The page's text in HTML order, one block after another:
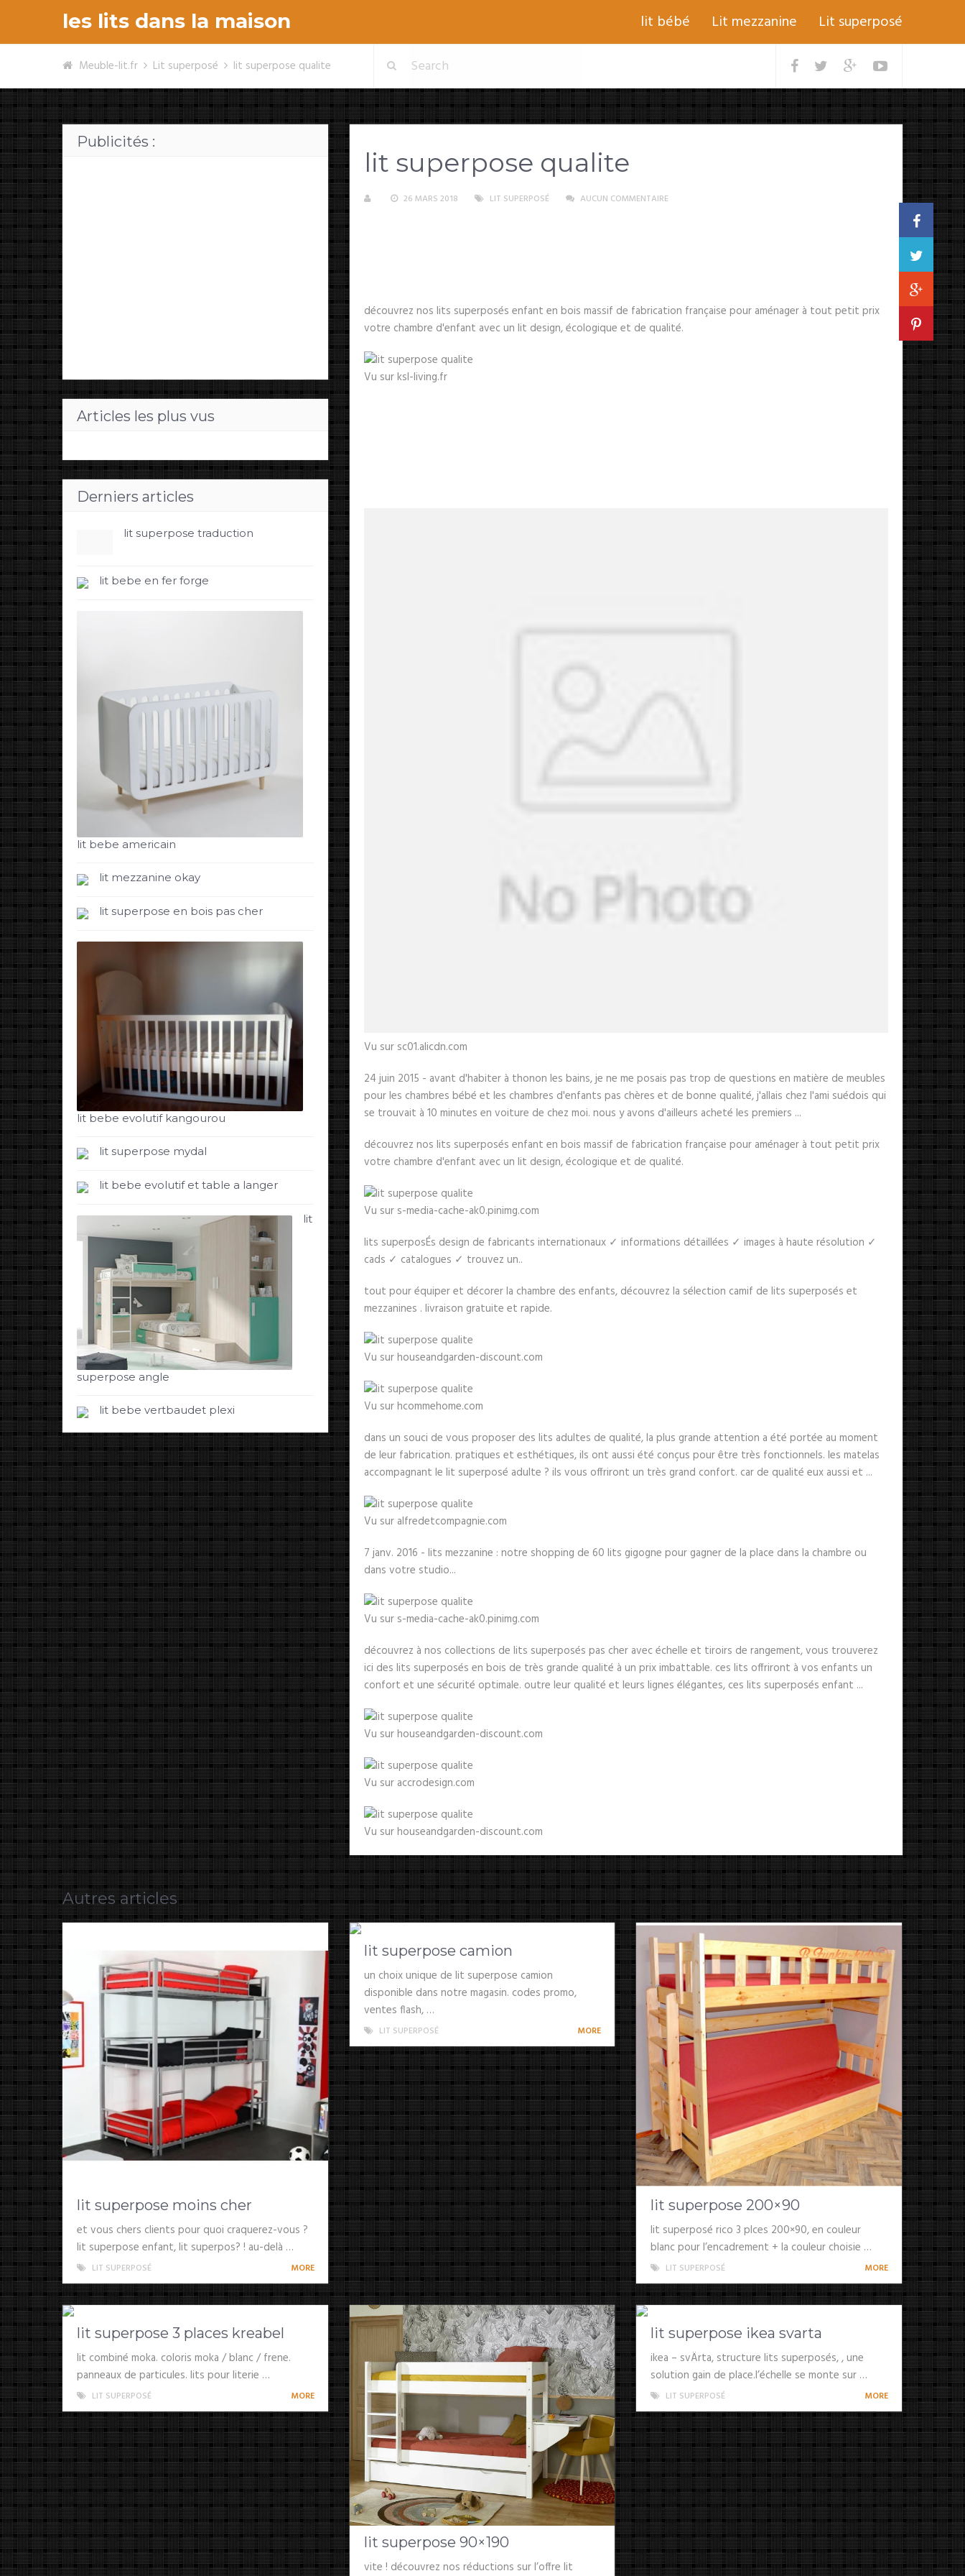
les lits dans la maison lit bébé Lit mezzanine Lit superposé
Meuble-lit.fr Lit superposé lit superpose qualite
lit superpose qualite
26 MARS 2018 LIT SUPERPOSÉ AUCUN COMMENTAIRE
découvrez nos lits superposés enfant en bois massif de fabrication française pour aménager à tout petit prix
votre chambre d'enfant avec un lit design, écologique et de qualité.
Vu sur ksl-living.fr
Vu sur sc01.alicdn.com
24 juin 2015 - avant d'habiter à thonon les bains, je ne me posais pas trop de questions en matière de meubles
pour les chambres bébé et les chambres d'enfants pas chères et de bonne qualité, j'allais chez l'ami suédois qui
se trouvait à 10 minutes en voiture de chez moi. nous y avons d'ailleurs acheté les premiers ...
découvrez nos lits superposés enfant en bois massif de fabrication française pour aménager à tout petit prix
votre chambre d'enfant avec un lit design, écologique et de qualité.
Vu sur s-media-cache-ak0.pinimg.com
lits superposÉs design de fabricants internationaux ✓ informations détaillées ✓ images à haute résolution ✓
cads ✓ catalogues ✓ trouvez un..
tout pour équiper et décorer la chambre des enfants, découvrez la sélection camif de lits superposés et
mezzanines . livraison gratuite et rapide.
Vu sur houseandgarden-discount.com
Vu sur hcommehome.com
dans un souci de vous proposer des lits adultes de qualité, la plus grande attention a été portée au moment
de leur fabrication. pratiques et esthétiques, ils ont aussi été conçus pour être très fonctionnels. les matelas
accompagnant le lit superposé adulte ? ils vous offriront un très grand confort. car de qualité eux aussi et ...
Vu sur alfredetcompagnie.com
7 janv. 2016 - lits mezzanine : notre shopping de 60 lits gigogne pour gagner de la place dans la chambre ou
dans votre studio...
Vu sur s-media-cache-ak0.pinimg.com
découvrez à nos collections de lits superposés pas cher avec échelle et tiroirs de rangement, vous trouverez
ici des lits superposés en bois de très grande qualité à un prix imbattable. ces lits offriront à vos enfants un
confort et une sécurité optimale. outre leur qualité et leurs lignes élégantes, ces lits superposés enfant ...
Vu sur houseandgarden-discount.com
Vu sur accrodesign.com
Vu sur houseandgarden-discount.com
Publicités :
Articles les plus vus
Derniers articles
lit superpose traduction
lit bebe en fer forge
lit bebe americain
lit mezzanine okay
lit superpose en bois pas cher
lit bebe evolutif kangourou
lit superpose mydal
lit bebe evolutif et table a langer
lit
superpose angle
lit bebe vertbaudet plexi
Autres articles
lit superpose moins cher
et vous chers clients pour quoi craquerez-vous ?
lit superpose enfant, lit superpos? ! au-delà …
LIT SUPERPOSÉ MORE
lit superpose camion
un choix unique de lit superpose camion
disponible dans notre magasin. codes promo,
ventes flash, …
LIT SUPERPOSÉ MORE
lit superpose 200×90
lit superposé rico 3 plces 200×90, en couleur
blanc pour l’encadrement + la couleur choisie …
LIT SUPERPOSÉ MORE
lit superpose 3 places kreabel
lit combiné moka. coloris moka / blanc / frene.
panneaux de particules. lits pour literie …
LIT SUPERPOSÉ MORE
lit superpose 90×190
vite ! découvrez nos réductions sur l’offre lit
lit superpose ikea svarta
ikea – svÄrta, structure lits superposés, , une
solution gain de place.l’échelle se monte sur …
LIT SUPERPOSÉ MORE